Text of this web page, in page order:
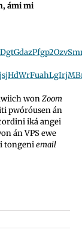
ámi mi
wonZoom
pwóróusen án
iká angei
án VPS ewe
tongeniemail